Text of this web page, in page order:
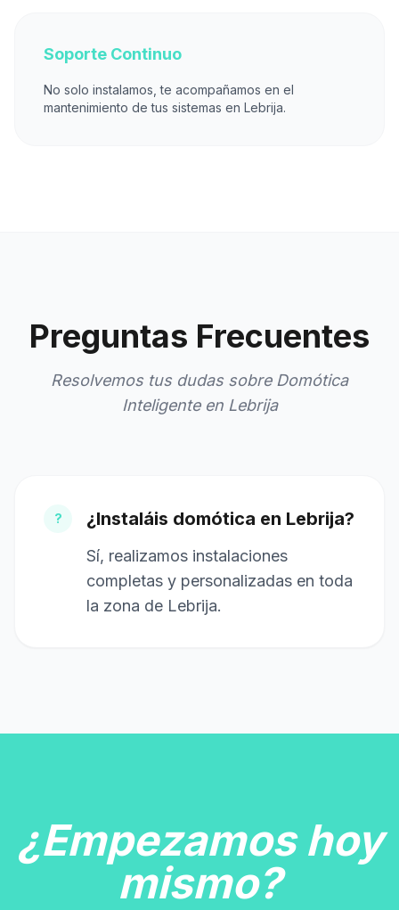
Soporte Continuo
No solo instalamos, te acompañamos en el
mantenimiento de tus sistemas en Lebrija.
Preguntas Frecuentes
Resolvemos tus dudas sobre Domótica
Inteligente en Lebrija
? ¿Instaláis domótica en Lebrija?
Sí, realizamos instalaciones
completas y personalizadas en toda
la zona de Lebrija.
¿Empezamos hoy
mismo?